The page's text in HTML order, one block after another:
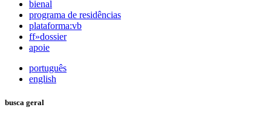
bienal
programa de residências
plataforma:vb
ff»dossier
apoie
português
english
busca geral